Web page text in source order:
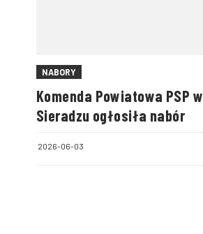
NABORY
Komenda Powiatowa PSP w
Sieradzu ogłosiła nabór
2026-06-03